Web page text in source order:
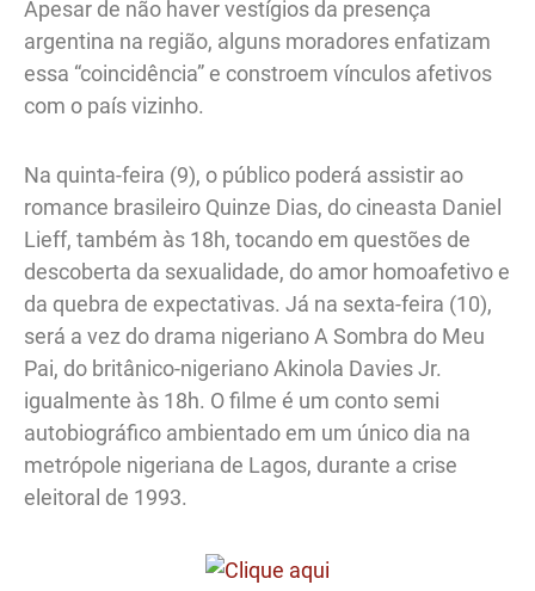
Apesar de não haver vestígios da presença
argentina na região, alguns moradores enfatizam
essa “coincidência” e constroem vínculos afetivos
com o país vizinho.
Na quinta-feira (9), o público poderá assistir ao
romance brasileiro Quinze Dias, do cineasta Daniel
Lieff, também às 18h, tocando em questões de
descoberta da sexualidade, do amor homoafetivo e
da quebra de expectativas. Já na sexta-feira (10),
será a vez do drama nigeriano A Sombra do Meu
Pai, do britânico-nigeriano Akinola Davies Jr.
igualmente às 18h. O filme é um conto semi
autobiográfico ambientado em um único dia na
metrópole nigeriana de Lagos, durante a crise
eleitoral de 1993.